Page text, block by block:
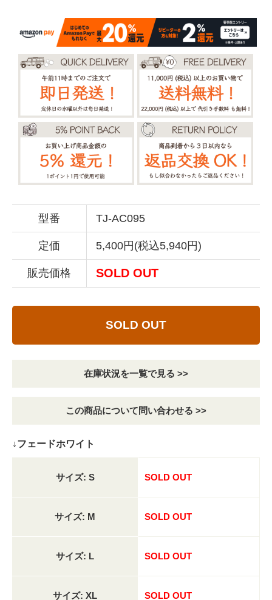
型番 TJ-AC095
定価 5,400円(税込5,940円)
販売価格 SOLD OUT
SOLD OUT
在庫状況を一覧で見る >>
この商品について問い合わせる >>
↓フェードホワイト
サイズ: S SOLD OUT
サイズ: M SOLD OUT
サイズ: L SOLD OUT
サイズ: XL SOLD OUT